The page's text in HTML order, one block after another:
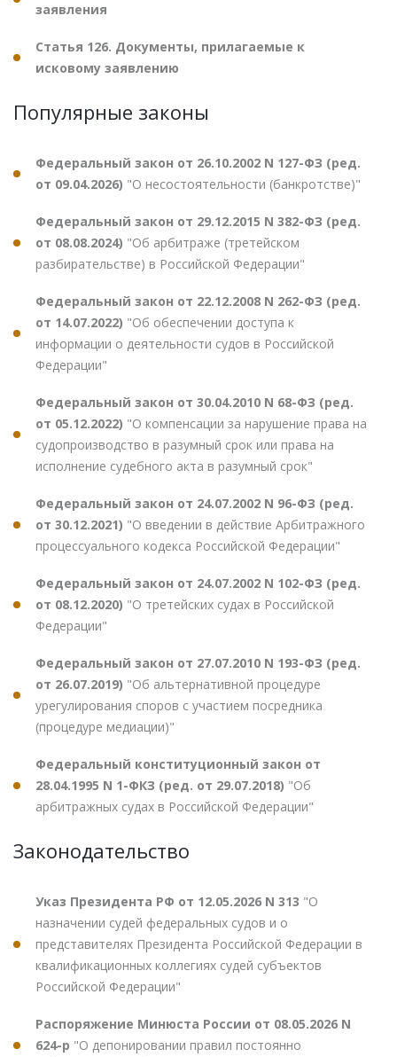
заявления
Статья 126. Документы, прилагаемые к
исковому заявлению
Популярные законы
Федеральный закон от 26.10.2002 N 127-ФЗ (ред.
от 09.04.2026) "О несостоятельности (банкротстве)"
Федеральный закон от 29.12.2015 N 382-ФЗ (ред.
от 08.08.2024) "Об арбитраже (третейском
разбирательстве) в Российской Федерации"
Федеральный закон от 22.12.2008 N 262-ФЗ (ред.
от 14.07.2022) "Об обеспечении доступа к
информации о деятельности судов в Российской
Федерации"
Федеральный закон от 30.04.2010 N 68-ФЗ (ред.
от 05.12.2022) "О компенсации за нарушение права на
судопроизводство в разумный срок или права на
исполнение судебного акта в разумный срок"
Федеральный закон от 24.07.2002 N 96-ФЗ (ред.
от 30.12.2021) "О введении в действие Арбитражного
процессуального кодекса Российской Федерации"
Федеральный закон от 24.07.2002 N 102-ФЗ (ред.
от 08.12.2020) "О третейских судах в Российской
Федерации"
Федеральный закон от 27.07.2010 N 193-ФЗ (ред.
от 26.07.2019) "Об альтернативной процедуре
урегулирования споров с участием посредника
(процедуре медиации)"
Федеральный конституционный закон от
28.04.1995 N 1-ФКЗ (ред. от 29.07.2018) "Об
арбитражных судах в Российской Федерации"
Законодательство
Указ Президента РФ от 12.05.2026 N 313 "О
назначении судей федеральных судов и о
представителях Президента Российской Федерации в
квалификационных коллегиях судей субъектов
Российской Федерации"
Распоряжение Минюста России от 08.05.2026 N
624-р "О депонировании правил постоянно